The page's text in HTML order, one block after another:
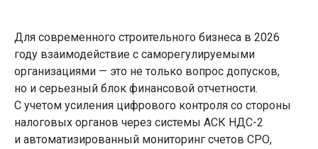
Для современного строительного бизнеса в 2026
году взаимодействие с саморегулируемыми
организациями — это не только вопрос допусков,
но и серьезный блок финансовой отчетности.
С учетом усиления цифрового контроля со стороны
налоговых органов через системы АСК НДС-2
и автоматизированный мониторинг счетов СРО,